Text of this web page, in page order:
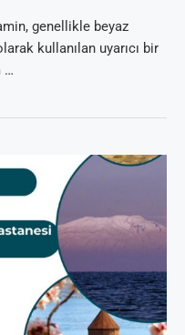
genellikle beyaz
kullanılan uyarıcı bir
…